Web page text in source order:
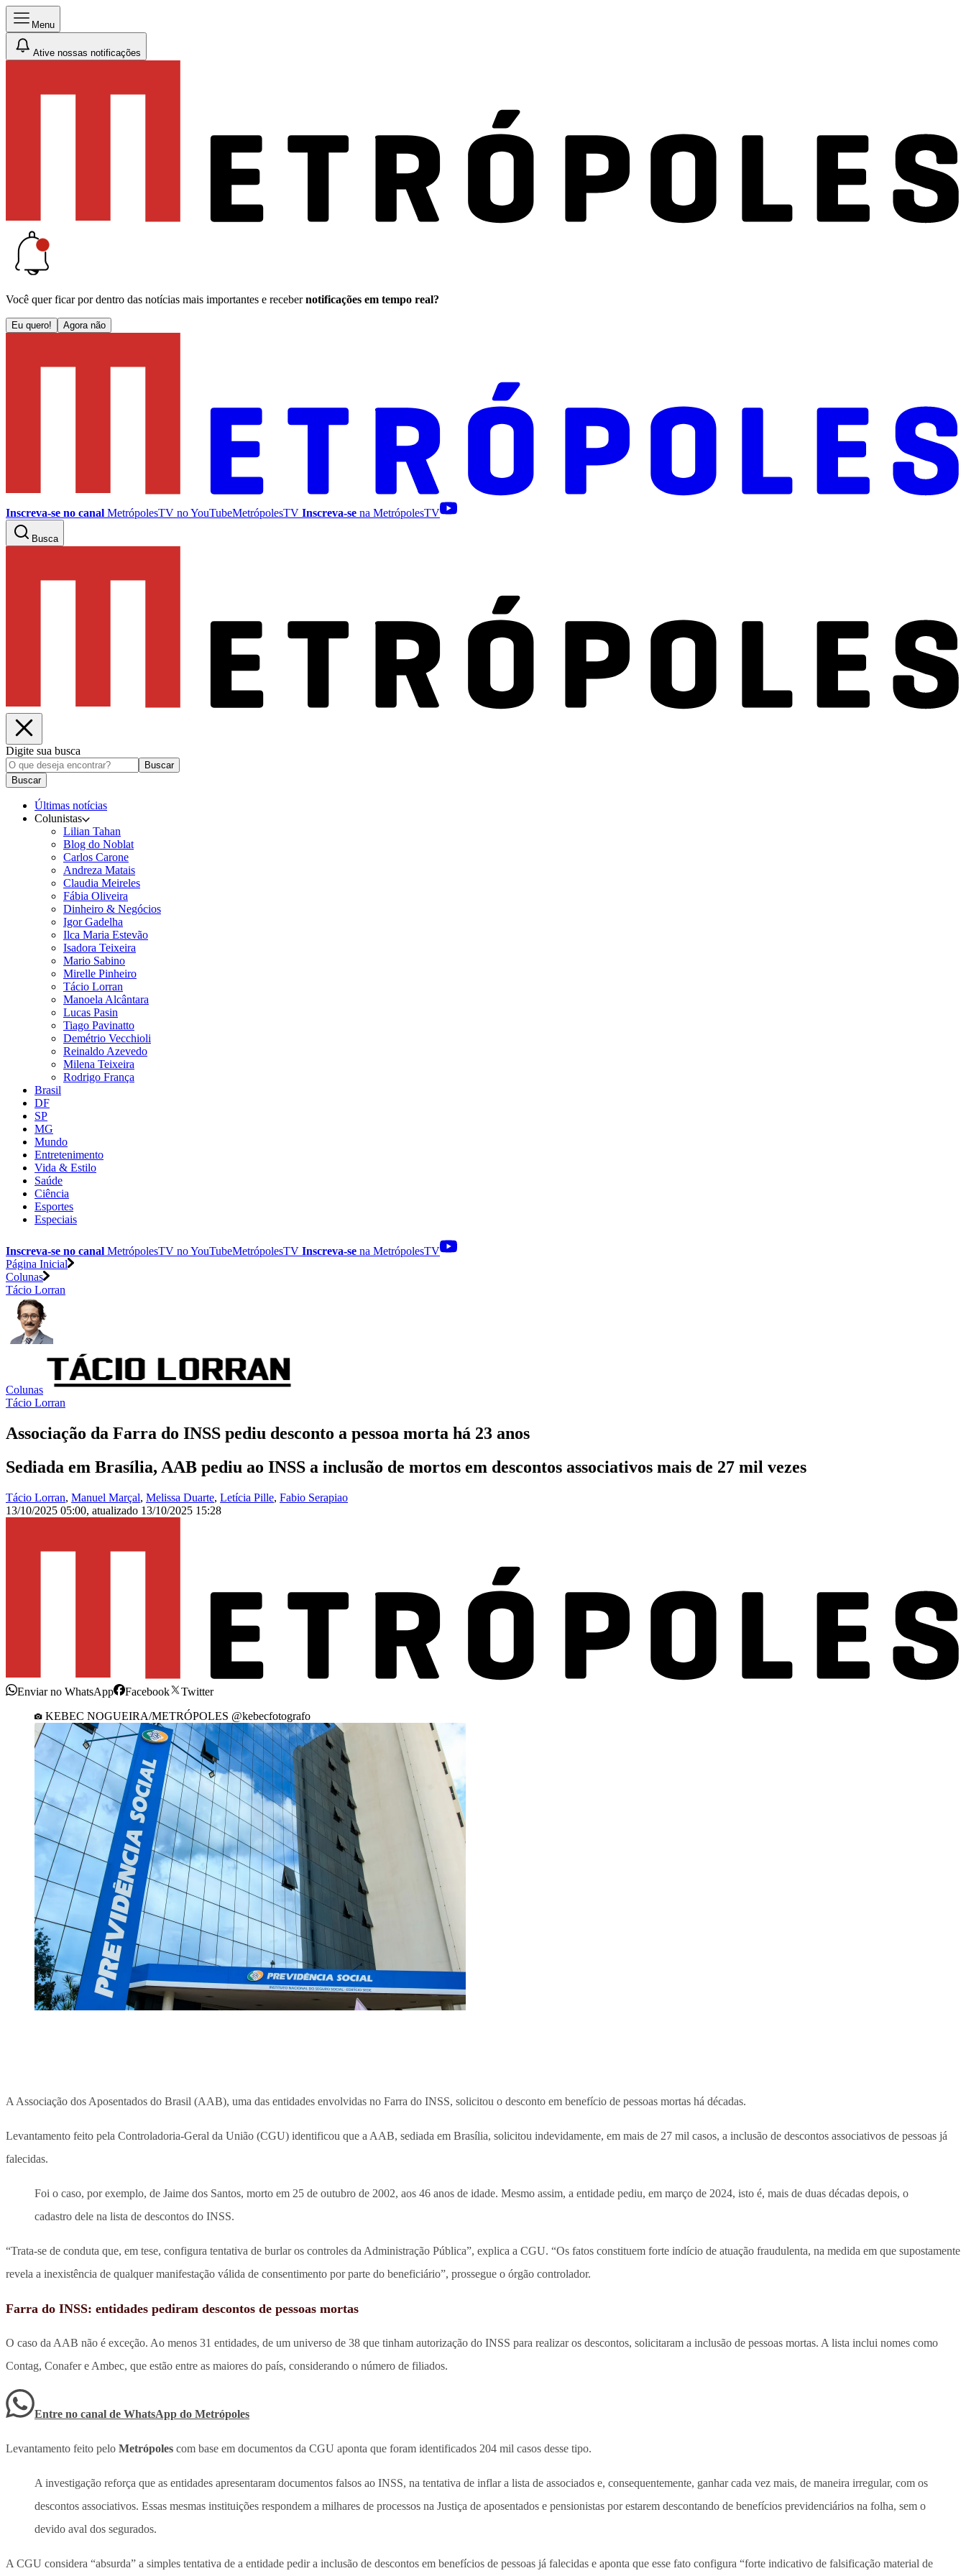
Menu
Ative nossas notificações
Você quer ficar por dentro das notícias mais importantes e receber notificações em tempo real?
Eu quero! Agora não
Inscreva-se no canal MetrópolesTV noYouTubeMetrópolesTV Inscreva-se na MetrópolesTV
Busca
Digite sua busca
Buscar
Buscar
Últimas notícias
Colunistas
Lilian Tahan
Blog do Noblat
Carlos Carone
Andreza Matais
Claudia Meireles
Fábia Oliveira
Dinheiro & Negócios
Igor Gadelha
Ilca Maria Estevão
Isadora Teixeira
Mario Sabino
Mirelle Pinheiro
Tácio Lorran
Manoela Alcântara
Lucas Pasin
Tiago Pavinatto
Demétrio Vecchioli
Reinaldo Azevedo
Milena Teixeira
Rodrigo França
Brasil
DF
SP
MG
Mundo
Entretenimento
Vida & Estilo
Saúde
Ciência
Esportes
Especiais
Inscreva-se no canal MetrópolesTV noYouTubeMetrópolesTV Inscreva-se na MetrópolesTV
Página Inicial
Colunas
Tácio Lorran
Colunas
Tácio Lorran
Associação da Farra do INSS pediu desconto a pessoa morta há 23 anos
Sediada em Brasília, AAB pediu ao INSS a inclusão de mortos em descontos associativos mais de 27 mil vezes
Tácio Lorran, Manuel Marçal, Melissa Duarte, Letícia Pille, Fabio Serapiao
13/10/2025 05:00, atualizado 13/10/2025 15:28
Enviar no WhatsApp Facebook
Twitter
KEBEC NOGUEIRA/METRÓPOLES @kebecfotografo
A Associação dos Aposentados do Brasil (AAB), uma das entidades envolvidas no Farra do INSS, solicitou o desconto em benefício de pessoas mortas há décadas.
Levantamento feito pela Controladoria-Geral da União (CGU) identificou que a AAB, sediada em Brasília, solicitou indevidamente, em mais de 27 mil casos, a inclusão de descontos associativos de pessoas já
falecidas.
Foi o caso, por exemplo, de Jaime dos Santos, morto em 25 de outubro de 2002, aos 46 anos de idade. Mesmo assim, a entidade pediu, em março de 2024, isto é, mais de duas décadas depois, o
cadastro dele na lista de descontos do INSS.
“Trata-se de conduta que, em tese, configura tentativa de burlar os controles da Administração Pública”, explica a CGU. “Os fatos constituem forte indício de atuação fraudulenta, na medida em que supostamente
revela a inexistência de qualquer manifestação válida de consentimento por parte do beneficiário”, prossegue o órgão controlador.
Farra do INSS: entidades pediram descontos de pessoas mortas
O caso da AAB não é exceção. Ao menos 31 entidades, de um universo de 38 que tinham autorização do INSS para realizar os descontos, solicitaram a inclusão de pessoas mortas. A lista inclui nomes como
Contag, Conafer e Ambec, que estão entre as maiores do país, considerando o número de filiados.
Entre no canal de WhatsApp do Metrópoles
Levantamento feito pelo Metrópoles com base em documentos da CGU aponta que foram identificados 204 mil casos desse tipo.
A investigação reforça que as entidades apresentaram documentos falsos ao INSS, na tentativa de inflar a lista de associados e, consequentemente, ganhar cada vez mais, de maneira irregular, com os
descontos associativos. Essas mesmas instituições respondem a milhares de processos na Justiça de aposentados e pensionistas por estarem descontando de benefícios previdenciários na folha, sem o
devido aval dos segurados.
A CGU considera “absurda” a simples tentativa de a entidade pedir a inclusão de descontos em benefícios de pessoas já falecidas e aponta que esse fato configura “forte indicativo de falsificação material de